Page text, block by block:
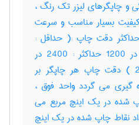
و چاپگرهای لیزر تک رنگ ،
بسیار مناسب و سرعت
دقت چاپ :( حداقل :
1200 در 600 تا 2400 در 1200 حداکثر : 2400 در
1200 تا 2400 در 2400 ) دقت چاپ هر چاپگر بر
گیری می گردد واحد فوق ،
شده در یک اینچ مربع می
نقاط چاپ شده در یک اینچ